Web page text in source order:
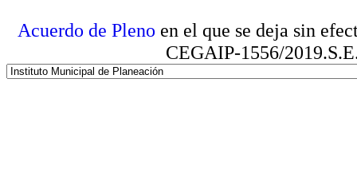
Acuerdo de Pleno en el que se deja sin
CEGAIP-1556/